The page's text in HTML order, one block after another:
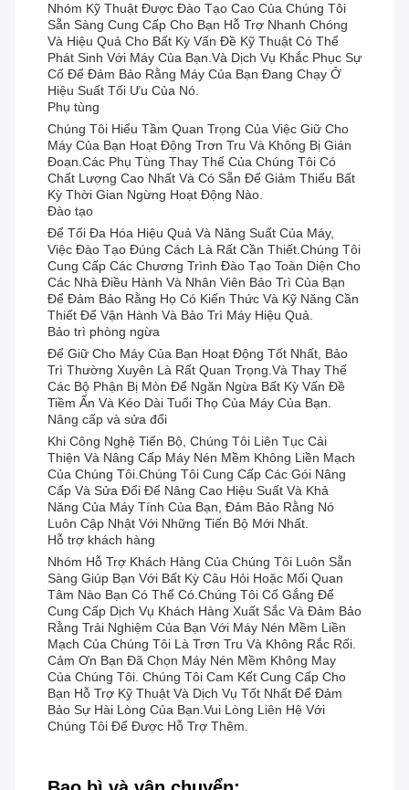
Nhóm Kỹ Thuật Được Đào Tạo Cao Của Chúng Tôi
Sẵn Sàng Cung Cấp Cho Bạn Hỗ Trợ Nhanh Chóng
Và Hiệu Quả Cho Bất Kỳ Vấn Đề Kỹ Thuật Có Thể
Phát Sinh Với Máy Của Bạn.và Dịch Vụ Khắc Phục Sự
Cố Để Đảm Bảo Rằng Máy Của Bạn Đang Chạy Ở
Hiệu Suất Tối Ưu Của Nó.
Phụ tùng
Chúng Tôi Hiểu Tầm Quan Trọng Của Việc Giữ Cho
Máy Của Bạn Hoạt Động Trơn Tru Và Không Bị Gián
Đoạn.Các Phụ Tùng Thay Thế Của Chúng Tôi Có
Chất Lượng Cao Nhất Và Có Sẵn Để Giảm Thiểu Bất
Kỳ Thời Gian Ngừng Hoạt Động Nào.
Đào tạo
Để Tối Đa Hóa Hiệu Quả Và Năng Suất Của Máy,
Việc Đào Tạo Đúng Cách Là Rất Cần Thiết.Chúng Tôi
Cung Cấp Các Chương Trình Đào Tạo Toàn Diện Cho
Các Nhà Điều Hành Và Nhân Viên Bảo Trì Của Bạn
Để Đảm Bảo Rằng Họ Có Kiến Thức Và Kỹ Năng Cần
Thiết Để Vận Hành Và Bảo Trì Máy Hiệu Quả.
Bảo trì phòng ngừa
Để Giữ Cho Máy Của Bạn Hoạt Động Tốt Nhất, Bảo
Trì Thường Xuyên Là Rất Quan Trọng.và Thay Thế
Các Bộ Phận Bị Mòn Để Ngăn Ngừa Bất Kỳ Vấn Đề
Tiềm Ẩn Và Kéo Dài Tuổi Thọ Của Máy Của Bạn.
Nâng cấp và sửa đổi
Khi Công Nghệ Tiến Bộ, Chúng Tôi Liên Tục Cải
Thiện Và Nâng Cấp Máy Nén Mềm Không Liền Mạch
Của Chúng Tôi.Chúng Tôi Cung Cấp Các Gói Nâng
Cấp Và Sửa Đổi Để Nâng Cao Hiệu Suất Và Khả
Năng Của Máy Tính Của Bạn, Đảm Bảo Rằng Nó
Luôn Cập Nhật Với Những Tiến Bộ Mới Nhất.
Hỗ trợ khách hàng
Nhóm Hỗ Trợ Khách Hàng Của Chúng Tôi Luôn Sẵn
Sàng Giúp Bạn Với Bất Kỳ Câu Hỏi Hoặc Mối Quan
Tâm Nào Bạn Có Thể Có.Chúng Tôi Cố Gắng Để
Cung Cấp Dịch Vụ Khách Hàng Xuất Sắc Và Đảm Bảo
Rằng Trải Nghiệm Của Bạn Với Máy Nén Mềm Liền
Mạch Của Chúng Tôi Là Trơn Tru Và Không Rắc Rối.
Cảm Ơn Bạn Đã Chọn Máy Nén Mềm Không May
Của Chúng Tôi. Chúng Tôi Cam Kết Cung Cấp Cho
Bạn Hỗ Trợ Kỹ Thuật Và Dịch Vụ Tốt Nhất Để Đảm
Bảo Sự Hài Lòng Của Bạn.Vui Lòng Liên Hệ Với
Chúng Tôi Để Được Hỗ Trợ Thêm.